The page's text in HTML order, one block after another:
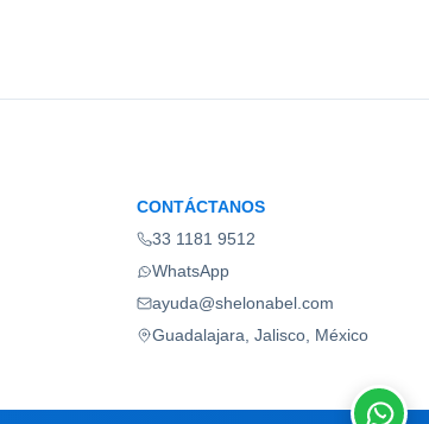
CONTÁCTANOS
33 1181 9512
WhatsApp
ayuda@shelonabel.com
Guadalajara, Jalisco, México